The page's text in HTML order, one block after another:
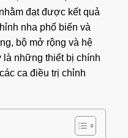
đạt được kết quả
nha phổ biến và
bộ mở rộng và hệ
những thiết bị chính
ca điều trị chỉnh